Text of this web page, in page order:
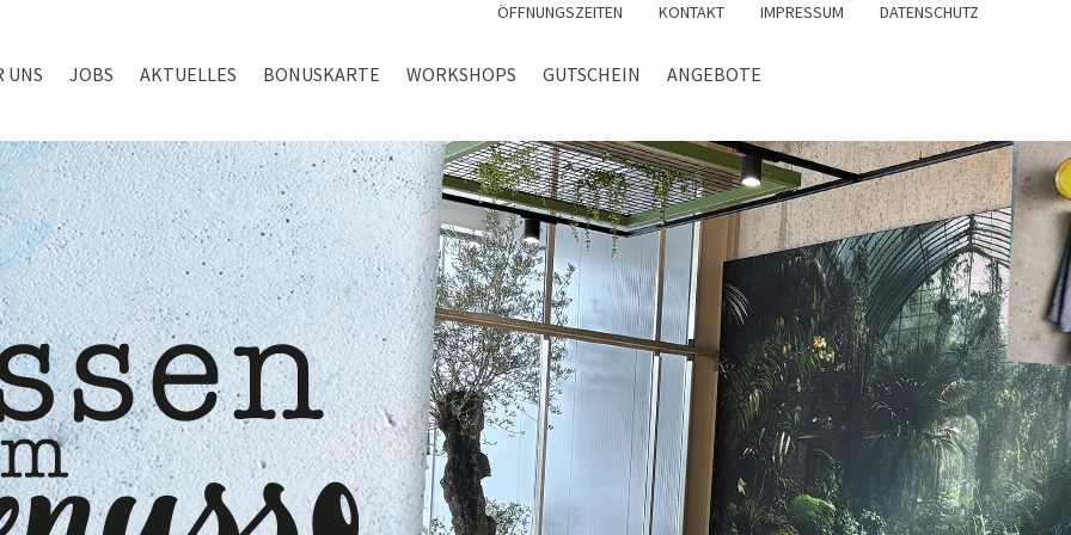
ÖFFNUNGSZEITEN KONTAKT IMPRESSUM DATENSCHUTZ
UNS JOBS AKTUELLES BONUSKARTE WORKSHOPS GUTSCHEIN ANGEBOTE